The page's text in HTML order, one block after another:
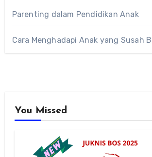
Parenting dalam Pendidikan Anak
Cara Menghadapi Anak yang Susah
You Missed